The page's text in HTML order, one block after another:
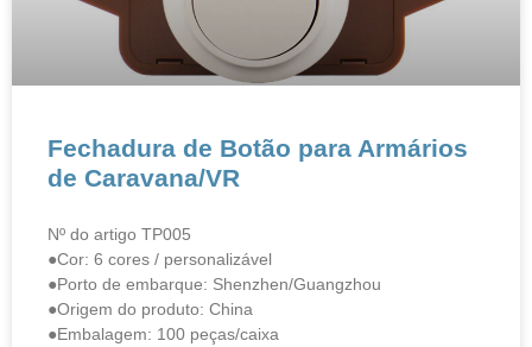
Fechadura de Botão para Armários
de Caravana/VR
Nº do artigo TP005
●Cor: 6 cores / personalizável
●Porto de embarque: Shenzhen/Guangzhou
●Origem do produto: China
●Embalagem: 100 peças/caixa